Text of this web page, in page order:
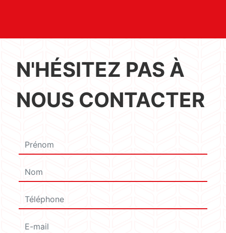
N'HÉSITEZ PAS À
NOUS CONTACTER